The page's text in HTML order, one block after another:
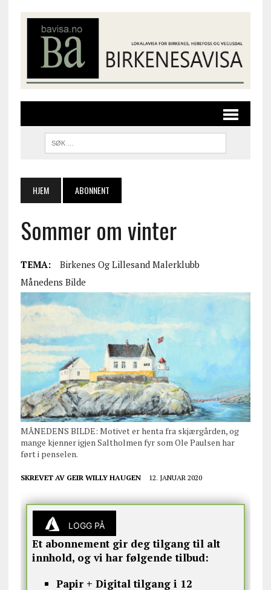
HJEM ABONNENT
Sommer om vinter
TEMA:
Birkenes Og Lillesand Malerklubb
Månedens Bilde
MÅNEDENS BILDE: Motivet er henta fra skjærgården, og
mange kjenner igjen Saltholmen fyr som Ole Paulsen har
ført i penselen.
SKREVET AV GEIR WILLY HAUGEN 12. JANUAR 2020
LOGG PÅ
Et abonnement gir deg tilgang til alt
innhold, og vi har følgende tilbud:
Papir + Digital tilgang i 12